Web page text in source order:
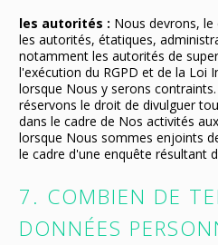
les autorités : Nous devrons,
les autorités, étatiques,
notamment les autorités de
l'exécution du RGPD et de la Loi
lorsque Nous y serons
réservons le droit de divulguer
dans le cadre de Nos activités
lorsque Nous sommes enjoints
le cadre d'une enquête résultant
7. COMBIEN DE
DONNÉES